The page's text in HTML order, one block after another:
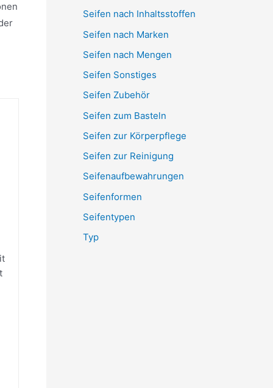
Seifen nach Inhaltsstoffen
Seifen nach Marken
Seifen nach Mengen
Seifen Sonstiges
Seifen Zubehör
Seifen zum Basteln
Seifen zur Körperpflege
Seifen zur Reinigung
Seifenaufbewahrungen
Seifenformen
Seifentypen
Typ